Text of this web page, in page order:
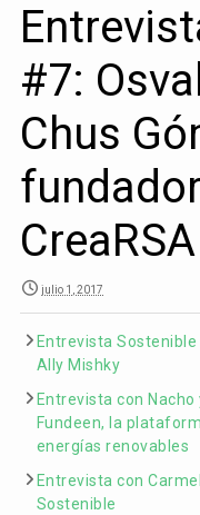
#7:
Chus
CreaRSA
julio 1, 2017
Entrevista
Ally Mishky
Entrevista con
Fundeen, la
energías renovables
Entrevista con
Sostenible